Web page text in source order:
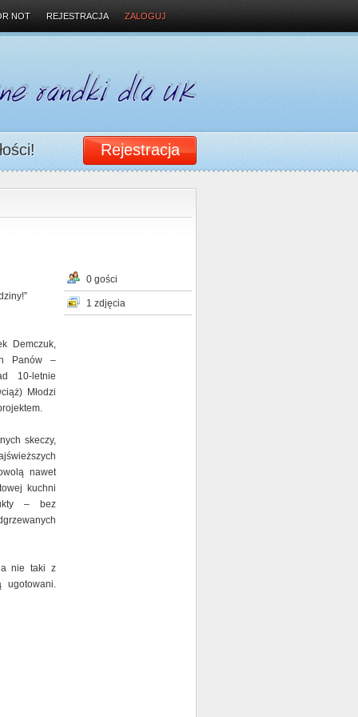
NOT REJESTRACJA ZALOGUJ
Rejestracja
Demczuk,
Panów –
10-letnie
Młodzi
skeczy,
nawet
kuchni
– bez
a nie taki z
ugotowani.
0 gości
1 zdjęcia